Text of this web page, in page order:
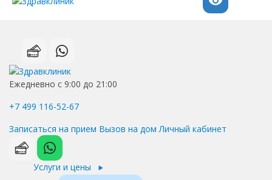
Ежедневно с 9:00 до 21:00
+7 499 116-52-67
Записаться на прием Вызов на дом Личный кабинет
Услуги и цены